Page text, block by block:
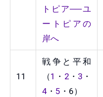
トピア──ユ
ートピアの
岸へ
11
戦争と平和
（1 ・ 2 ・ 3 ・
4 ・ 5 ・6）